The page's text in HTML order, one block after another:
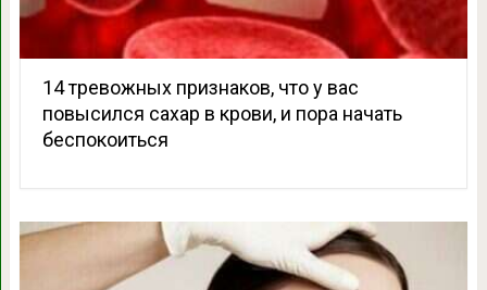
14 тревожных признаков, что у вас
повысился сахар в крови, и пора начать
беспокоиться